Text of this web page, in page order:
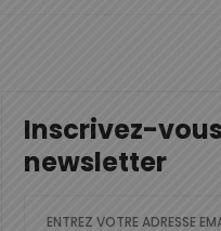
Inscrivez-
newsletter